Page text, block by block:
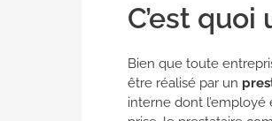
C’est
Bien que toute
être réalisé par un
interne dont